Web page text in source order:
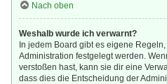
Nach oben
Weshalb wurde ich verwarnt?
In jedem Board gibt es eigene
Administration festgelegt werden.
verstoßen hast, kann sie dir eine
dass dies die Entscheidung der